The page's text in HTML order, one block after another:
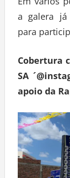
Em vários
a galera já
para
Cobertura
SA
apoio da